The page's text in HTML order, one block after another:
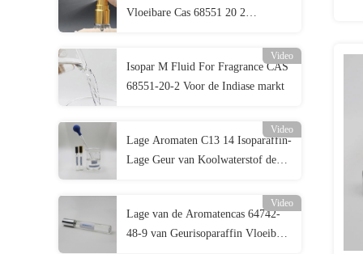
Vloeibare Cas 68551 20 2
Video
Isopar M Fluid For Fragrance CAS
68551-20-2 Voor de Indiase markt
Video
Lage Aromaten C13 14 Isoparaffin-
Lage Geur van Koolwaterstof de
Video
Lage van de Aromatencas 64742-
48-9 van Geurisoparaffin Vloeibare